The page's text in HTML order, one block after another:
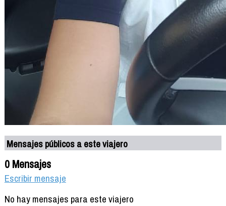
Mensajes públicos a este viajero
0 Mensajes
Escribir mensaje
No hay mensajes para este viajero